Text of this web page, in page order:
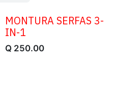
MONTURA SERFAS 3-
IN-1
Q 250.00